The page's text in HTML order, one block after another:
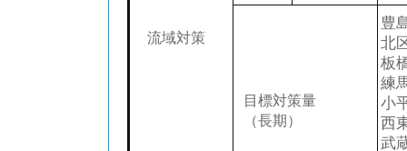
流域対策
目標対策量
（長期）
豊
北
板
練
小
西
武